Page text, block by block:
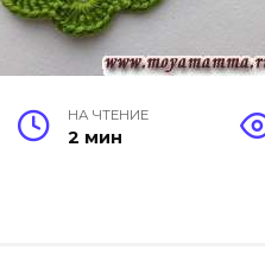
НА ЧТЕНИЕ
2 мин